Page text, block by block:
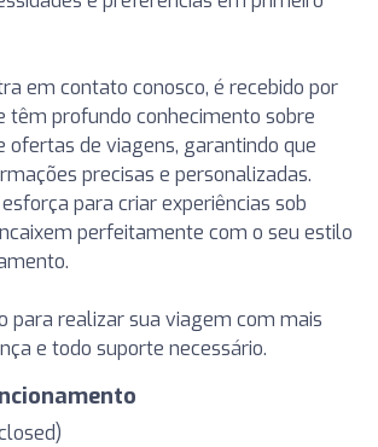
em contato conosco, é recebido por
têm profundo conhecimento sobre
ofertas de viagens, garantindo que
precisas e personalizadas.
para criar experiências sob
perfeitamente com o seu estilo
para realizar sua viagem com mais
e todo suporte necessário.